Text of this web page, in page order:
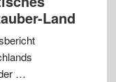
Land
…